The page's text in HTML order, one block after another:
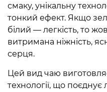
смаку, унікальну
тонкий ефект. Якщо
білий — легкість, то
витримана ніжність,
серця.
Цей вид чаю
технології, що